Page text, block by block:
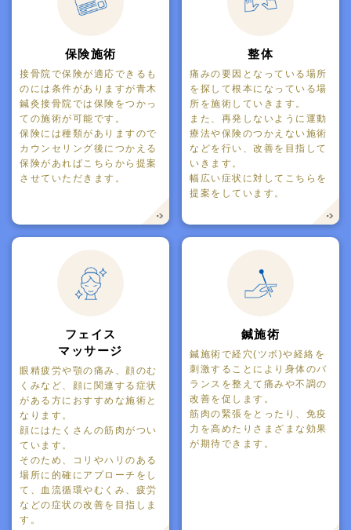
保険施術
接骨院で保険が適応できるも
のには条件がありますが青木
鍼灸接骨院では保険をつかっ
ての施術が可能です。
保険には種類がありますので
カウンセリング後につかえる
保険があればこちらから提案
させていただきます。
整体
痛みの要因となっている場所
を探して根本になっている場
所を施術していきます。
また、再発しないように運動
療法や保険のつかえない施術
などを行い、改善を目指して
いきます。
幅広い症状に対してこちらを
提案をしています。
フェイス
マッサージ
眼精疲労や顎の痛み、顔のむ
くみなど、顔に関連する症状
がある方におすすめな施術と
なります。
顔にはたくさんの筋肉がつい
ています。
そのため、コリやハリのある
場所に的確にアプローチをし
て、血流循環やむくみ、疲労
などの症状の改善を目指しま
す。
鍼施術
鍼施術で経穴(ツボ)や経絡を
刺激することにより身体のバ
ランスを整えて痛みや不調の
改善を促します。
筋肉の緊張をとったり、免疫
力を高めたりさまざまな効果
が期待できます。